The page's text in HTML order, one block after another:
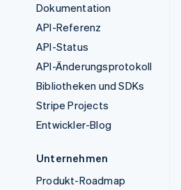
Dokumentation
API-Referenz
API-Status
API-Änderungsprotokoll
Bibliotheken und SDKs
Stripe Projects
Entwickler-Blog
Unternehmen
Produkt-Roadmap